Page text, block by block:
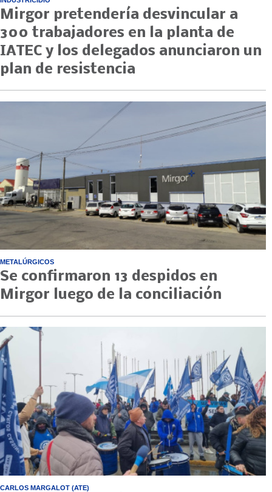
Mirgor pretendería desvincular a
300 trabajadores en la planta de
IATEC y los delegados anunciaron un
plan de resistencia
METALÚRGICOS
Se confirmaron 13 despidos en
Mirgor luego de la conciliación
CARLOS MARGALOT (ATE)